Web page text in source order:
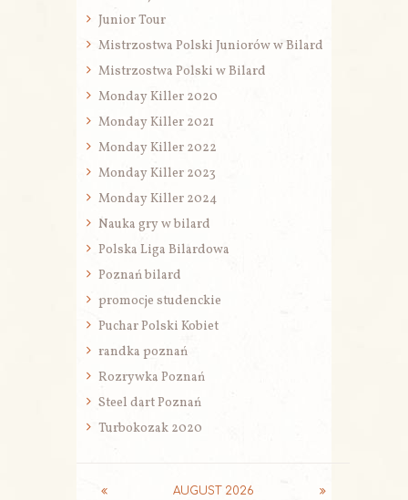
Junior Tour
Mistrzostwa Polski Juniorów w Bilard
Mistrzostwa Polski w Bilard
Monday Killer 2020
Monday Killer 2021
Monday Killer 2022
Monday Killer 2023
Monday Killer 2024
Nauka gry w bilard
Polska Liga Bilardowa
Poznań bilard
promocje studenckie
Puchar Polski Kobiet
randka poznań
Rozrywka Poznań
Steel dart Poznań
Turbokozak 2020
AUGUST 2026